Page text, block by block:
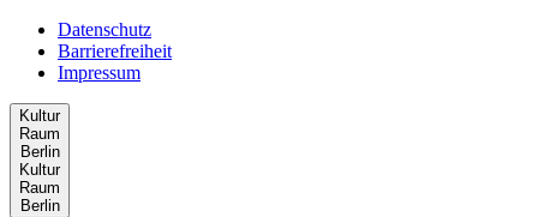
Datenschutz
Barrierefreiheit
Impressum
Kultur
Raum
Berlin
Kultur
Raum
Berlin